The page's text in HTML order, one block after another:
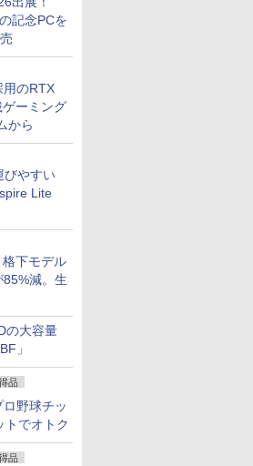
記念PCを
用のRTX
ーミング
から
びやすい
Lite
下モデル
減。生
の大容量
」
品
野球チッ
トでオトク
品